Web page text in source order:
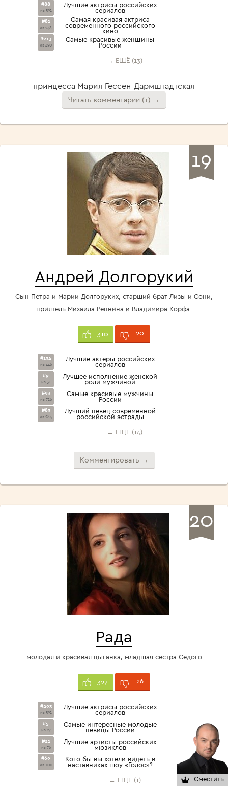
#88
из 591
Лучшие актрисы российских
сериалов
#81
из 248
Cамая красивая актриса
современного российского
кино
#213
из 490
Самые красивые женщины
России
→ ЕЩЁ (13)
принцесса Мария Гессен-Дармштадтская
Читать комментарии (1) →
19
Андрей Долгорукий
Сын Петра и Марии Долгоруких, старший брат Лизы и Сони,
приятель Михаила Репнина и Владимира Корфа.
310 20
#134
из 446
Лучшие актёры российских
сериалов
#9
из 31
Лучшее исполнение женской
роли мужчиной
#93
из 716
Самые красивые мужчины
России
#83
из 284
Лучший певец современной
российской эстрады
→ ЕЩЁ (14)
Комментировать →
20
Рада
молодая и красивая цыганка, младшая сестра Седого
327 26
#293
из 591
Лучшие актрисы российских
сериалов
#5
из 27
Самые интересные молодые
певицы России
#21
из 76
Лучшие артисты российских
мюзиклов
#69
из 100
Кого бы вы хотели видеть в
наставниках шоу «Голос»?
→ ЕЩЁ (1)
Сместить